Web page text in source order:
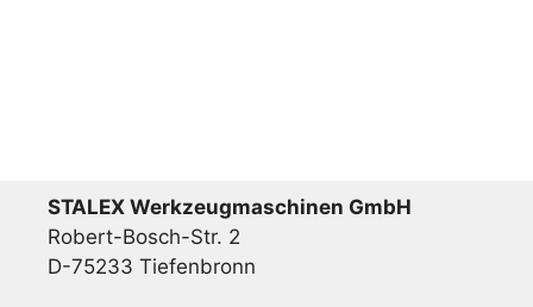
STALEX Werkzeugmaschinen GmbH
Robert-Bosch-Str. 2
D-75233 Tiefenbronn